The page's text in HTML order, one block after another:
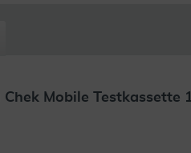
Mobile Testkassette